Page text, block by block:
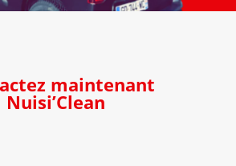
maintenant
Nuisi’Clean